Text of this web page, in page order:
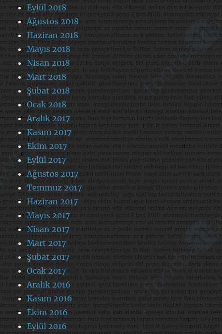
Eylül 2018
Ağustos 2018
Haziran 2018
Mayıs 2018
Nisan 2018
Mart 2018
Şubat 2018
Ocak 2018
Aralık 2017
Kasım 2017
Ekim 2017
Eylül 2017
Ağustos 2017
Temmuz 2017
Haziran 2017
Mayıs 2017
Nisan 2017
Mart 2017
Şubat 2017
Ocak 2017
Aralık 2016
Kasım 2016
Ekim 2016
Eylül 2016